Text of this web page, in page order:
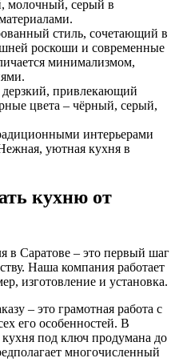
молочный, серый в
стиль, сочетающий в
роскоши и современные
минимализмом,
привлекающий
цвета – чёрный, серый,
интерьерами
уютная кухня в
кухню от
в Саратове – это первый шаг
Наша компания работает
изготовление и установка.
– это грамотная работа с
его особенностей. В
под ключ продумана до
многочисленный